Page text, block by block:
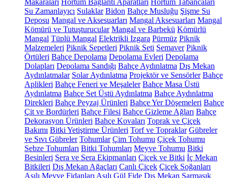
Makaraları Hortum Bağlantı Aparatları Hortum Tabancaları
Su Zamanlayıcı Sulaklar Bidon Bahçe Musluğu Şişme Su
Deposu Mangal ve Aksesuarları Mangal Aksesuarları Mangal
Kömürü ve Tutuşturucular Mangal ve Barbekü Kömürlü
Mangal Tüplü Mangal Elektrikli Izgara Pürmüz Piknik
Malzemeleri Piknik Sepetleri Piknik Seti Semaver Piknik
Örtüleri Bahçe Depolama Depolama Evleri Depolama
Dolapları Depolama Sandığı Bahçe Aydınlatma Dış Mekan
Aydınlatmalar Solar Aydınlatma Projektör ve Sensörler Bahçe
Aplikleri Bahçe Feneri ve Meşaleler Bahçe Masa Üstü
Aydınlatma Bahçe Set Üstü Aydınlatma Bahçe Aydınlatma
Direkleri Bahçe Peyzaj Ürünleri Bahçe Yer Döşemeleri Bahçe
Çit ve Bordürleri Bahçe Filesi Bahçe Gizleme Ağları Bahçe
Dekorasyon Ürünleri Bahçe Kovaları Toprak ve Çiçek
Bakımı Bitki Yetiştirme Ürünleri Torf ve Topraklar Gübreler
ve Sıvı Gübreler Tohumlar Çim Tohumu Çiçek Tohumu
Sebze Tohumları Bitki Tohumları Meyve Tohumu Bitki
Besinleri Sera ve Sera Ekipmanları Çiçek ve Bitki İç Mekan
Bitkileri Dış Mekan Ağaçları Canlı Çiçek Çiçek Soğanları
Aşılı Meyve Fidanları Aşılı Gül Fide Dış Mekan Sarmaşık